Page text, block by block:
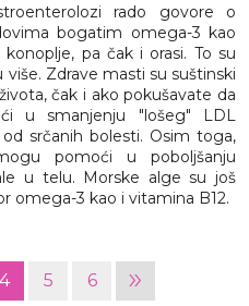
rado govore o
bogatim omega-3 kao
pa čak i orasi. To su
Zdrave masti su suštinski
čak i ako pokušavate da
u smanjenju "lošeg" LDL
srčanih bolesti. Osim toga,
pomoći u poboljšanju
u telu. Morske alge su još
omega-3 kao i vitamina B12.
4 5 6 »